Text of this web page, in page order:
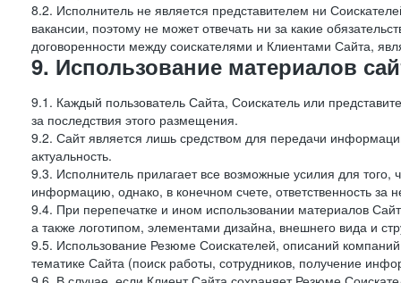
8.2. Исполнитель не является представителем ни
вакансии, поэтому не может отвечать ни за какие
договоренности между соискателями и Клиентами Сайта,
9. Использование материалов
9.1. Каждый пользователь Сайта, Соискатель или
за последствия этого размещения.
9.2. Сайт является лишь средством для передачи
актуальность.
9.3. Исполнитель прилагает все возможные усилия для
информацию, однако, в конечном счете, ответственность за
9.4. При перепечатке и ином использовании материалов
а также логотипом, элементами дизайна, внешнего вида и
9.5. Использование Резюме Соискателей, описаний
тематике Сайта (поиск работы, сотрудников, получение